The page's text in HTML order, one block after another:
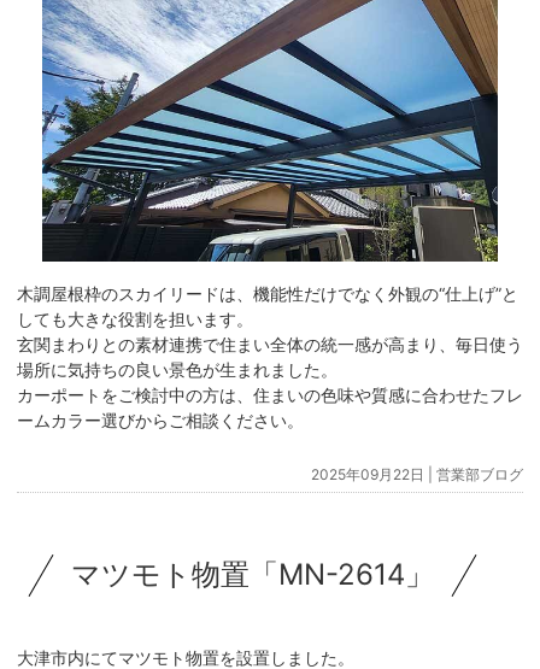
木調屋根枠のスカイリードは、機能性だけでなく外観の“仕上げ”と
しても大きな役割を担います。
玄関まわりとの素材連携で住まい全体の統一感が高まり、毎日使う
場所に気持ちの良い景色が生まれました。
カーポートをご検討中の方は、住まいの色味や質感に合わせたフレ
ームカラー選びからご相談ください。
2025年09月22日 | 営業部ブログ
マツモト物置「MN-2614」
大津市内にてマツモト物置を設置しました。